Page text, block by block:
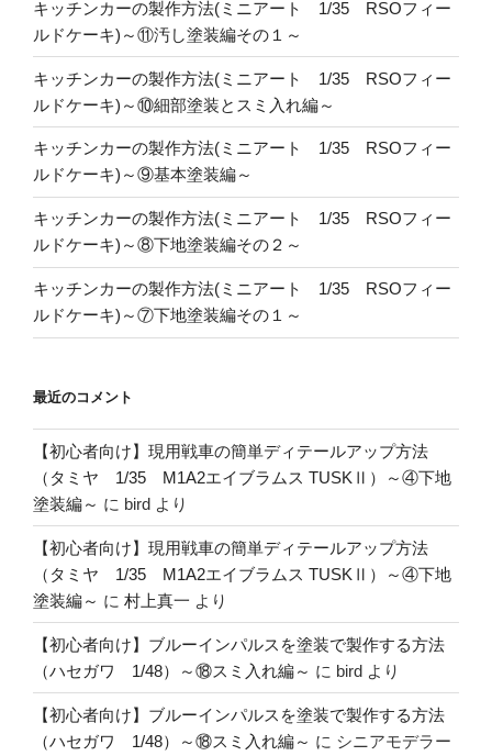
キッチンカーの製作方法(ミニアート 1/35 RSOフィー
ルドケーキ)～⑪汚し塗装編その１～
キッチンカーの製作方法(ミニアート 1/35 RSOフィー
ルドケーキ)～⑩細部塗装とスミ入れ編～
キッチンカーの製作方法(ミニアート 1/35 RSOフィー
ルドケーキ)～⑨基本塗装編～
キッチンカーの製作方法(ミニアート 1/35 RSOフィー
ルドケーキ)～⑧下地塗装編その２～
キッチンカーの製作方法(ミニアート 1/35 RSOフィー
ルドケーキ)～⑦下地塗装編その１～
最近のコメント
【初心者向け】現用戦車の簡単ディテールアップ方法
（タミヤ 1/35 M1A2エイブラムス TUSKⅡ）～④下地
塗装編～ に bird より
【初心者向け】現用戦車の簡単ディテールアップ方法
（タミヤ 1/35 M1A2エイブラムス TUSKⅡ）～④下地
塗装編～ に 村上真一 より
【初心者向け】ブルーインパルスを塗装で製作する方法
（ハセガワ 1/48）～⑱スミ入れ編～ に bird より
【初心者向け】ブルーインパルスを塗装で製作する方法
（ハセガワ 1/48）～⑱スミ入れ編～ に シニアモデラー